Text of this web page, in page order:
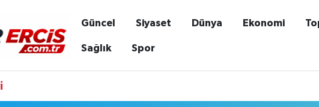
Güncel Siyaset Dünya Ekonomi
Sağlık Spor